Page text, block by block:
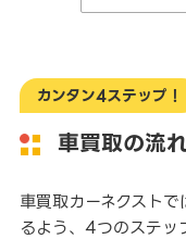
カンタン4ステップ！
車買取の流
車買取カーネクスト
るよう、4つのステッ